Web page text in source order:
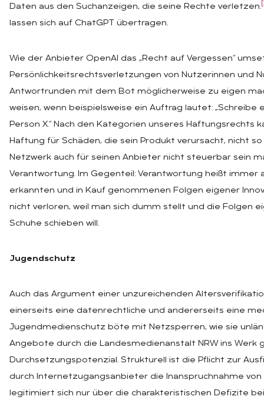
Daten aus den Suchanzeigen, die seine Rechte verletzen.
lassen sich auf ChatGPT übertragen.
Wie der Anbieter OpenAI das „Recht auf Vergessen“
Persönlichkeitsrechtsverletzungen von Nutzerinnen und
Antwortrunden mit dem Bot möglicherweise zu eigen
weisen, wenn beispielsweise ein Auftrag lautet:
Person X.“ Nach den Kategorien unseres Haftungsrechts
Haftung für Schäden, die sein Produkt verursacht, nicht
Netzwerk auch für seinen Anbieter nicht steuerbar sein
Verantwortung. Im Gegenteil: Verantwortung heißt immer
erkannten und in Kauf genommenen Folgen eigener
nicht verloren, weil man sich dumm stellt und die Folgen
Schuhe schieben will.
Jugendschutz
Auch das Argument einer unzureichenden
einerseits eine datenrechtliche und andererseits eine
Jugendmedienschutz böte mit Netzsperren, wie sie
Angebote durch die Landesmedienanstalt NRW ins Werk
Durchsetzungspotenzial. Strukturell ist die Pflicht zur
durch Internetzugangsanbieter die Inanspruchnahme von
legitimiert sich nur über die charakteristischen Defizite